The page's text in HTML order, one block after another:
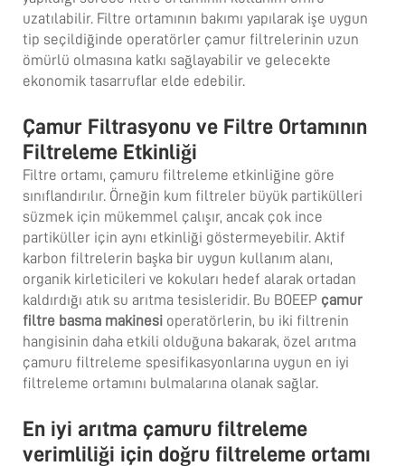
uzatılabilir. Filtre ortamının bakımı yapılarak işe uygun
tip seçildiğinde operatörler çamur filtrelerinin uzun
ömürlü olmasına katkı sağlayabilir ve gelecekte
ekonomik tasarruflar elde edebilir.
Çamur Filtrasyonu ve Filtre Ortamının
Filtreleme Etkinliği
Filtre ortamı, çamuru filtreleme etkinliğine göre
sınıflandırılır. Örneğin kum filtreler büyük partikülleri
süzmek için mükemmel çalışır, ancak çok ince
partiküller için aynı etkinliği göstermeyebilir. Aktif
karbon filtrelerin başka bir uygun kullanım alanı,
organik kirleticileri ve kokuları hedef alarak ortadan
kaldırdığı atık su arıtma tesisleridir. Bu BOEEP çamur
filtre basma makinesi operatörlerin, bu iki filtrenin
hangisinin daha etkili olduğuna bakarak, özel arıtma
çamuru filtreleme spesifikasyonlarına uygun en iyi
filtreleme ortamını bulmalarına olanak sağlar.
En iyi arıtma çamuru filtreleme
verimliliği için doğru filtreleme ortamı